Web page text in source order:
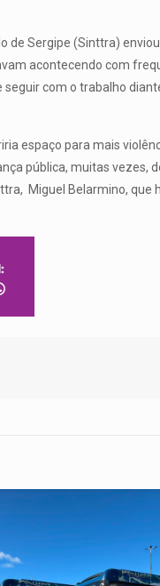
de Sergipe (Sinttra)
acontecendo com
com o trabalho
espaço para mais
pública, muitas vezes,
Miguel Belarmino, que